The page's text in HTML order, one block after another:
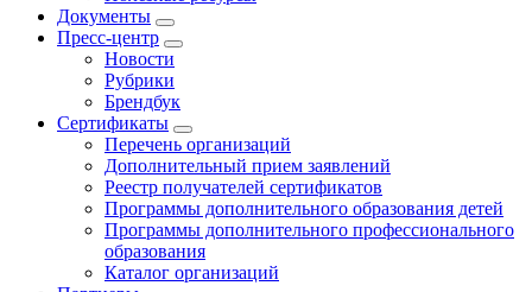
Документы
Пресс-центр
Новости
Рубрики
Брендбук
Сертификаты
Перечень организаций
Дополнительный прием заявлений
Реестр получателей сертификатов
Программы дополнительного образования детей
Программы дополнительного профессионального
образования
Каталог организаций